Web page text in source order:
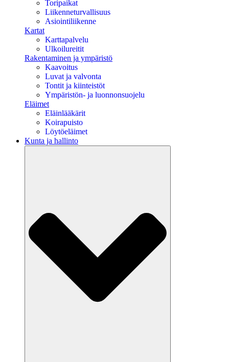
Toripaikat
Liikenneturvallisuus
Asiointiliikenne
Kartat
Karttapalvelu
Ulkoilureitit
Rakentaminen ja ympäristö
Kaavoitus
Luvat ja valvonta
Tontit ja kiinteistöt
Ympäristön- ja luonnonsuojelu
Eläimet
Eläinlääkärit
Koirapuisto
Löytöeläimet
Kunta ja hallinto